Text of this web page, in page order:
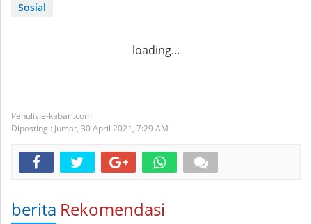
Sosial
loading...
e-kabari.com
Diposting : Jumat, 30 April 2021, 7:29 AM
berita Rekomendasi